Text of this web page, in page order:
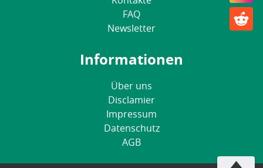
FAQ
Newsletter
Informationen
Über uns
Disclamier
Impressum
Datenschutz
AGB